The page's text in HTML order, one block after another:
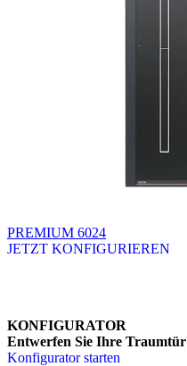
PREMIUM 6024
JETZT KONFIGURIEREN
KONFIGURATOR
Entwerfen Sie Ihre Traumtür
Konfigurator starten